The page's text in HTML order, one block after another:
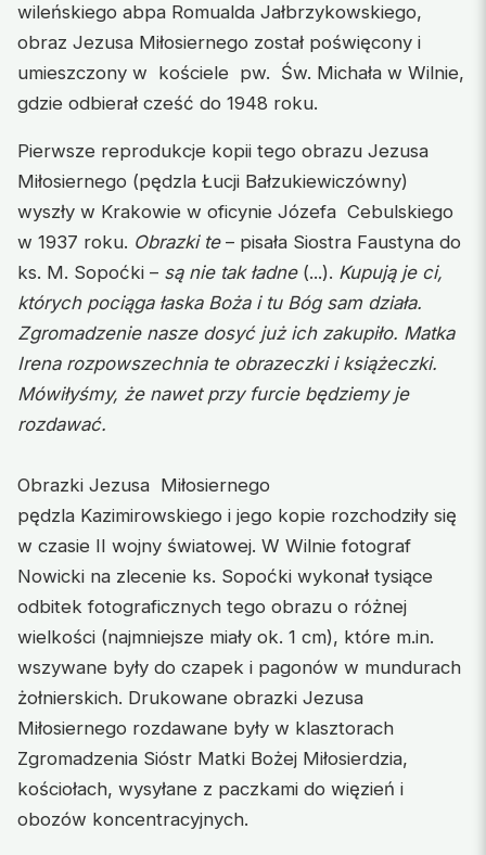
wileńskiego abpa Romualda Jałbrzykowskiego,
obraz Jezusa Miłosiernego został poświęcony i
umieszczony w kościele pw. Św. Michała w Wilnie,
gdzie odbierał cześć do 1948 roku.
Pierwsze reprodukcje kopii tego obrazu Jezusa
Miłosiernego (pędzla Łucji Bałzukiewiczówny)
wyszły w Krakowie w oficynie Józefa Cebulskiego
w 1937 roku. Obrazki te– pisała Siostra Faustyna do
ks. M. Sopoćki – są nie tak ładne(...). Kupują je ci,
których pociąga łaska Boża i tu Bóg sam działa.
Zgromadzenie nasze dosyć już ich zakupiło. Matka
Irena rozpowszechnia te obrazeczki i książeczki.
Mówiłyśmy, że nawet przy furcie będziemy je
rozdawać.
Obrazki Jezusa Miłosiernego
pędzla Kazimirowskiego i jego kopie rozchodziły się
w czasie II wojny światowej. W Wilnie fotograf
Nowicki na zlecenie ks. Sopoćki wykonał tysiące
odbitek fotograficznych tego obrazu o różnej
wielkości (najmniejsze miały ok. 1 cm), które m.in.
wszywane były do czapek i pagonów w mundurach
żołnierskich. Drukowane obrazki Jezusa
Miłosiernego rozdawane były w klasztorach
Zgromadzenia Sióstr Matki Bożej Miłosierdzia,
kościołach, wysyłane z paczkami do więzień i
obozów koncentracyjnych.